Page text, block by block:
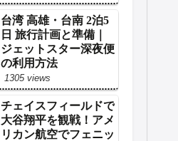
台湾 高雄・台南 2泊5
日 旅行計画と準備｜
ジェットスター深夜便
の利用方法
1305 views
チェイスフィールドで
大谷翔平を観戦！アメ
リカン航空でフェニッ